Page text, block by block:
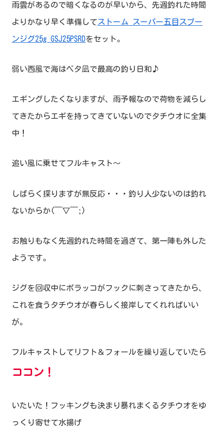
雨雲があるので暗くなるのが早いから、先週釣れた時間
よりかなり早く準備してストーム スーパー五目スプー
ンジグ25g GSJ25PSRDをセット。
弱い西風で海はベタ凪で最高の釣り日和♪
エギングしたくなりますが、雨予報なので荷物を減らし
てきたからエギを持ってきていないのでタチウオに全集
中！
追い風に乗せてフルキャスト～
しばらく探りますが無反応・・・釣り人少ないのは釣れ
ないからか(￣▽￣;)
お触りもなく先週釣れた時間を過ぎて、第一陣も外した
ようです。
ジグを回収中にボラッコがフックに刺さってきたから、
これを食うタチウオが春らしく接岸してくれればいい
が。
フルキャストしてリフト＆フォールを繰り返していたら
ココン！
いたいた！フッキングも決まり暴れまくるタチウオをゆ
っくり寄せて水揚げ